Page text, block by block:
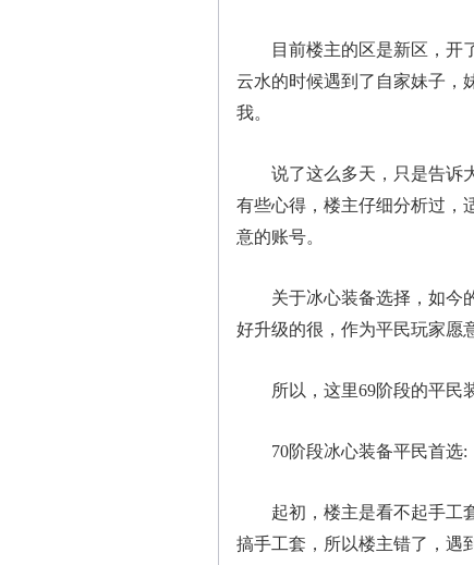
目前楼主的区是新区，开了
云水的时候遇到了自家妹子，
我。
说了这么多天，只是告诉大
有些心得，楼主仔细分析过，
意的账号。
关于冰心装备选择，如今的
好升级的很，作为平民玩家愿
所以，这里69阶段的平民装
70阶段冰心装备平民首选:
起初，楼主是看不起手工套
搞手工套，所以楼主错了，遇